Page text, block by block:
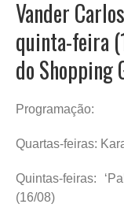
Vander
quinta-feira
do Shopping
Programação:
Quartas-feiras:
Quintas-feiras:
(16/08)